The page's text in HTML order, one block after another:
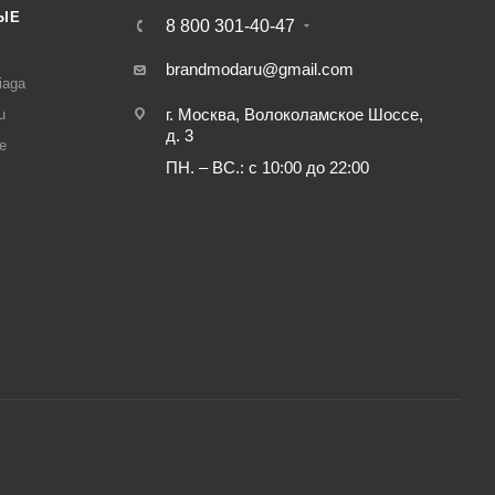
8 800 301-40-47
brandmodaru@gmail.com
г. Москва, Волоколамское Шоссе,
д. 3
ПН. – ВС.: с 10:00 до 22:00